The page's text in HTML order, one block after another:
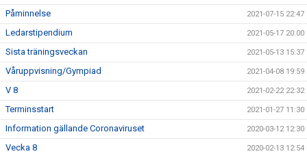
Påminnelse 2021-07-15 22:47
Ledarstipendium 2021-05-17 20:00
Sista träningsveckan 2021-05-13 15:37
Våruppvisning/Gympiad 2021-04-08 19:59
V 8 2021-02-22 22:32
Terminsstart 2021-01-27 11:30
Information gällande Coronaviruset 2020-03-12 12:30
Vecka 8 2020-02-13 12:54